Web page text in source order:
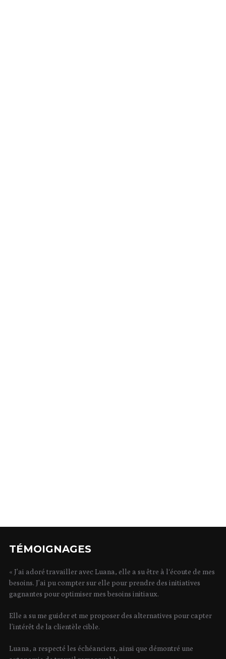
TÉMOIGNAGES
« J’ai adoré travailler avec Luana, elle a su être à l‘écoute de mes
besoins. J’ai pu compter sur elle pour prendre des initiatives
gagnantes pour optimiser mes besoins initiaux.
Elle a su me guider et me proposer des alternatives pour capter
l’intérêt de la clientèle cible.
Luana, a respecté les échéanciers, ainsi que démontré une